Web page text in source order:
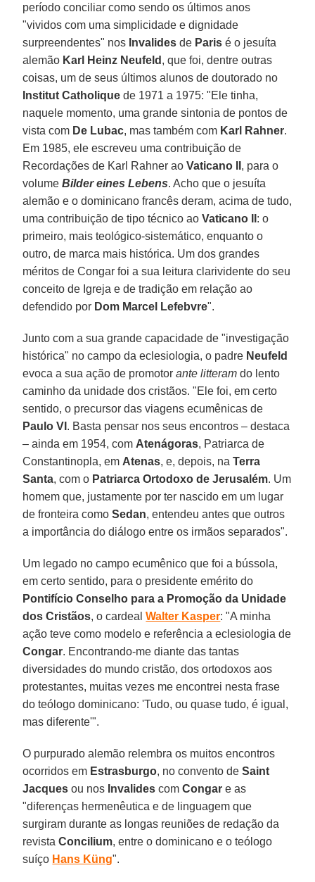
período conciliar como sendo os últimos anos
"vividos com uma simplicidade e dignidade
surpreendentes" nos Invalides de Paris é o jesuíta
alemão Karl Heinz Neufeld , que foi, dentre outras
coisas, um de seus últimos alunos de doutorado no
Institut Catholique de 1971 a 1975: "Ele tinha,
naquele momento, uma grande sintonia de pontos de
vista com De Lubac, mas também com Karl Rahner.
Em 1985, ele escreveu uma contribuição de
Recordações de Karl Rahner aoVaticano II , para o
volumeBilder eines Lebens. Acho que o jesuíta
alemão e o dominicano francês deram, acima de tudo,
uma contribuição de tipo técnico aoVaticano II : o
primeiro, mais teológico-sistemático, enquanto o
outro, de marca mais histórica. Um dos grandes
méritos de Congar foi a sua leitura clarividente do seu
conceito de Igreja e de tradição em relação ao
defendido por Dom Marcel Lefebvre".
Junto com a sua grande capacidade de "investigação
histórica" no campo da eclesiologia, o padre Neufeld
evoca a sua ação de promotorante litteram do lento
caminho da unidade dos cristãos. "Ele foi, em certo
sentido, o precursor das viagens ecumênicas de
Paulo VI . Basta pensar nos seus encontros – destaca
– ainda em 1954, com Atenágoras, Patriarca de
Constantinopla, em Atenas, e, depois, naTerra
Santa, com o Patriarca Ortodoxo de Jerusalém. Um
homem que, justamente por ter nascido em um lugar
de fronteira comoSedan, entendeu antes que outros
a importância do diálogo entre os irmãos separados".
Um legado no campo ecumênico que foi a bússola,
em certo sentido, para o presidente emérito do
Pontifício Conselho para a Promoção da Unidade
dos Cristãos, o cardealWalter Kasper: "A minha
ação teve como modelo e referência a eclesiologia de
Congar. Encontrando-me diante das tantas
diversidades do mundo cristão, dos ortodoxos aos
protestantes, muitas vezes me encontrei nesta frase
do teólogo dominicano: 'Tudo, ou quase tudo, é igual,
mas diferente'".
O purpurado alemão relembra os muitos encontros
ocorridos em Estrasburgo, no convento deSaint
Jacques ou nos Invalides comCongar e as
"diferenças hermenêutica e de linguagem que
surgiram durante as longas reuniões de redação da
revistaConcilium, entre o dominicano e o teólogo
suíço Hans Küng".